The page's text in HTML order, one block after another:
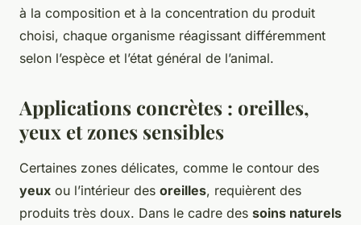
à la composition et à la concentration du produit
choisi, chaque organisme réagissant différemment
selon l’espèce et l’état général de l’animal.
Applications concrètes : oreilles,
yeux et zones sensibles
Certaines zones délicates, comme le contour des
yeux ou l’intérieur des oreilles, requièrent des
produits très doux. Dans le cadre des soins naturels